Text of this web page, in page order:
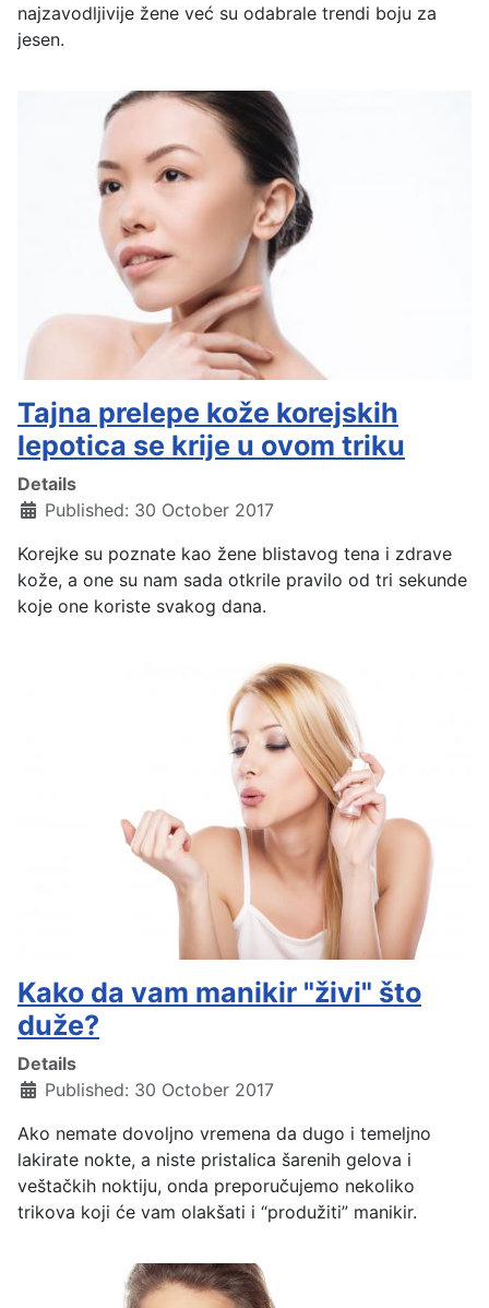
najzavodljivije žene već su odabrale trendi boju za
jesen.
Tajna prelepe kože korejskih
lepotica se krije u ovom triku
Details
Published: 30 October 2017
Korejke su poznate kao žene blistavog tena i zdrave
kože, a one su nam sada otkrile pravilo od tri sekunde
koje one koriste svakog dana.
Kako da vam manikir "živi" što
duže?
Details
Published: 30 October 2017
Ako nemate dovoljno vremena da dugo i temeljno
lakirate nokte, a niste pristalica šarenih gelova i
veštačkih noktiju, onda preporučujemo nekoliko
trikova koji će vam olakšati i “produžiti” manikir.